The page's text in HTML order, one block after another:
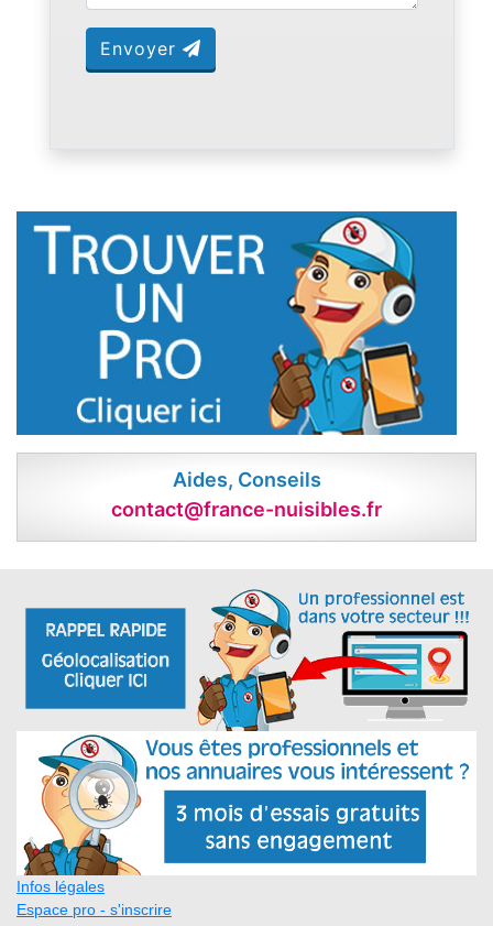
Envoyer
Aides, Conseils
contact@france-nuisibles.fr
Infos légales
Espace pro - s'inscrire